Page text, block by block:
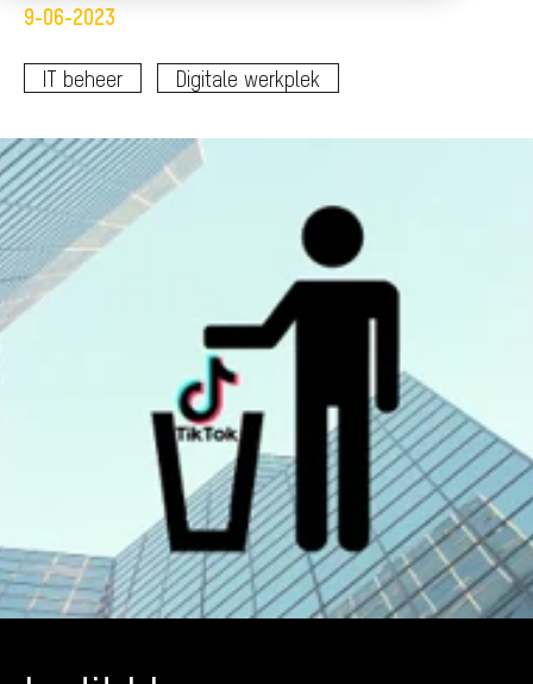
9-06-2023
IT beheer Digitale werkplek